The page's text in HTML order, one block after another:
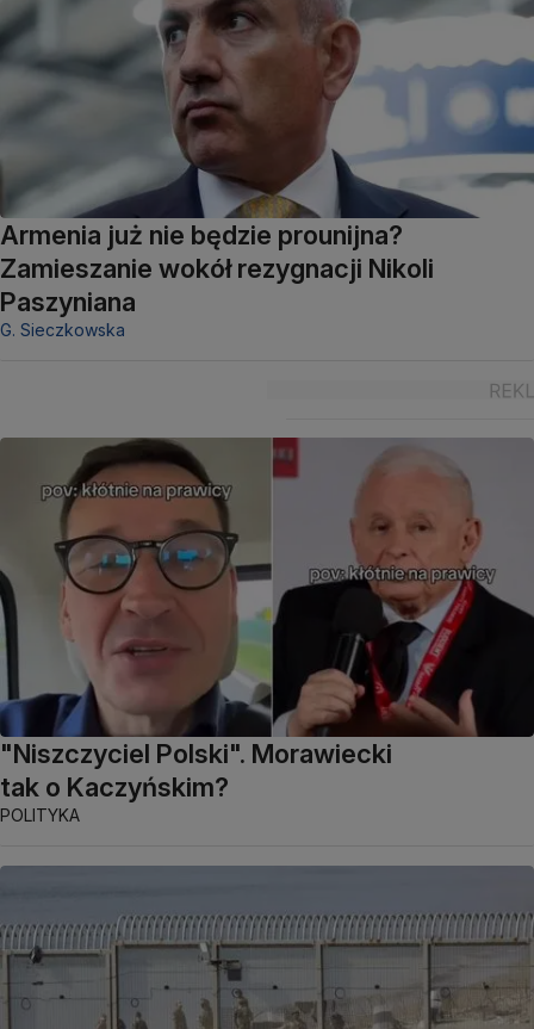
Armenia już nie będzie prounijna?
Zamieszanie wokół rezygnacji Nikoli
Paszyniana
G. Sieczkowska
"Niszczyciel Polski". Morawiecki
tak o Kaczyńskim?
POLITYKA